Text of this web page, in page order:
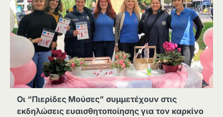
Οι “Πιερίδες Μούσες” συμμετέχουν στις
εκδηλώσεις ευαισθητοποίησης για τον καρκίνο